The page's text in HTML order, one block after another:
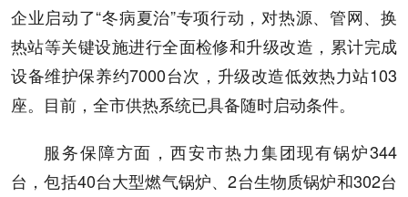
企业启动了“冬病夏治”专项行动，对热源、管网、换
热站等关键设施进行全面检修和升级改造，累计完成
设备维护保养约7000台次，升级改造低效热力站103
座。目前，全市供热系统已具备随时启动条件。
服务保障方面，西安市热力集团现有锅炉344
台，包括40台大型燃气锅炉、2台生物质锅炉和302台